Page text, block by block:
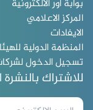
بوابة اور الالكترونية
المركز الاعلامي
الايفادات
المنظمة الدولية
تسجيل الدخول
للاشتراك بالنشرة